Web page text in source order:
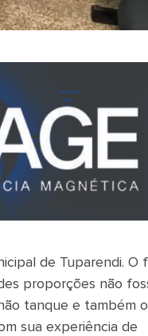
de Tuparendi. O
proporções não
tanque e também o
sua experiência de